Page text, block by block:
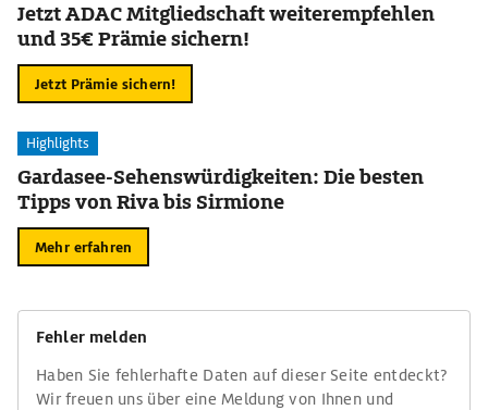
Jetzt ADAC Mitgliedschaft weiterempfehlen
und 35€ Prämie sichern!
Jetzt Prämie sichern!
Highlights
Gardasee-Sehenswürdigkeiten: Die besten
Tipps von Riva bis Sirmione
Mehr erfahren
Fehler melden
Haben Sie fehlerhafte Daten auf dieser Seite entdeckt?
Wir freuen uns über eine Meldung von Ihnen und